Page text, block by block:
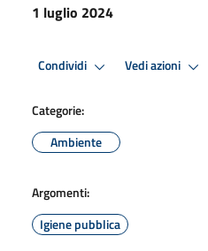
1 luglio 2024
Condividi Vedi azioni
Categorie:
Ambiente
Argomenti:
Igiene pubblica